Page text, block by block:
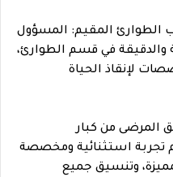
المقيم: المسؤول
والدقيقة في قسم الطوارئ،
لإنقاذ الحياة
المرضى من كبار
استثنائية ومخصصة
وتنسيق جميع